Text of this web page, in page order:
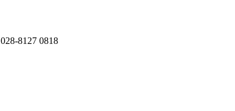
028-8127 0818